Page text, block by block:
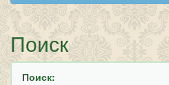
Поиск
Поиск: